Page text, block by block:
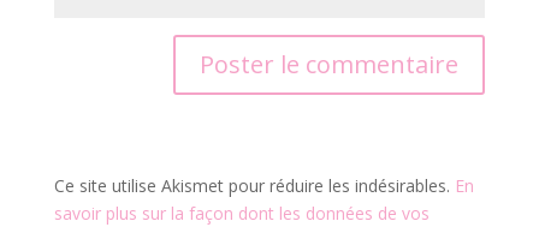
Ce site utilise Akismet pour réduire les indésirables. En
savoir plus sur la façon dont les données de vos